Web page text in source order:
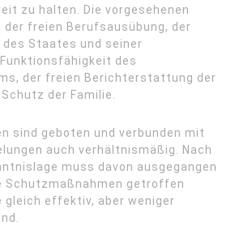
zu halten. Die vorgesehenen
der freien Berufsausübung, der
Staates und seiner
des
der freien Berichterstattung der
der Familie.
sind geboten und verbunden mit
auch verhältnismäßig. Nach
muss davon ausgegangen
Schutzmaßnahmen getroffen
gleich effektiv, aber weniger